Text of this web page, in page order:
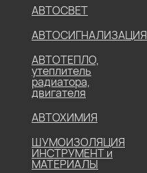
АВТОСВЕТ
АВТОСИГНАЛИЗАЦИЯ
АВТОТЕПЛО,
утеплитель
радиатора,
двигателя
АВТОХИМИЯ
ШУМОИЗОЛЯЦИЯ
ИНСТРУМЕНТ и
МАТЕРИАЛЫ